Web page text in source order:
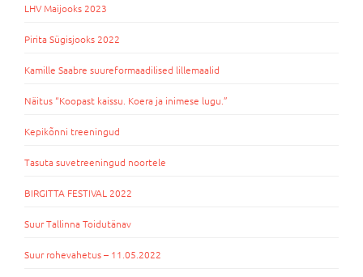
LHV Maijooks 2023
Pirita Sügisjooks 2022
Kamille Saabre suureformaadilised lillemaalid
Näitus “Koopast kaissu. Koera ja inimese lugu.”
Kepikõnni treeningud
Tasuta suvetreeningud noortele
BIRGITTA FESTIVAL 2022
Suur Tallinna Toidutänav
Suur rohevahetus – 11.05.2022